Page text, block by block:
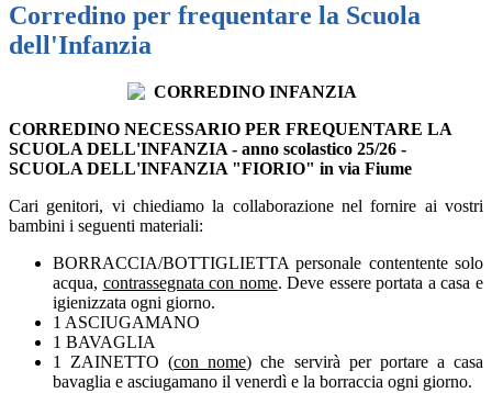
Corredino per frequentare la Scuola
dell'Infanzia
CORREDINO NECESSARIO PER FREQUENTARE LA
SCUOLA DELL'INFANZIA - anno scolastico 25/26 -
SCUOLA DELL'INFANZIA "FIORIO" in via Fiume
Cari genitori, vi chiediamo la collaborazione nel fornire ai vostri
bambini i seguenti materiali:
BORRACCIA/BOTTIGLIETTA personale contentente solo
acqua, contrassegnata con nome. Deve essere portata a casa e
igienizzata ogni giorno.
1 ASCIUGAMANO
1 BAVAGLIA
1 ZAINETTO (con nome) che servirà per portare a casa
bavaglia e asciugamano il venerdì e la borraccia ogni giorno.